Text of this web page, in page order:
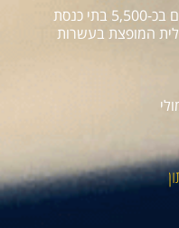
השבועון מופץ בעשרות אלפי עותקים בכ-5,500 בתי כנסת
המופצת בעשרות